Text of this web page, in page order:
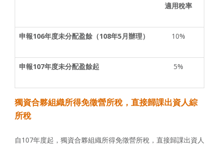
適用稅率
申報106年度未分配盈餘（108年5 月辦理） 10%
申報107年度未分配盈餘起 5%
獨資合夥組織所得免徵營所稅，直接歸課出資人綜
所稅
自107年度起，獨資合夥組織所得免徵營所稅，直接歸課出資人